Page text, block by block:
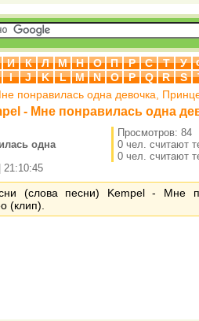
И К Л М Н О П Р С Т У
I J K L M N O P Q R S
понравилась одна девочка,
- Мне понравилась одна
одна
21:10:45
Просмотров: 84
0 чел. считают
0 чел. считают
(слова песни) Kempel - Мне
(клип).